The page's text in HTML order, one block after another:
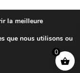
la meilleure
que nous utilisons ou
0